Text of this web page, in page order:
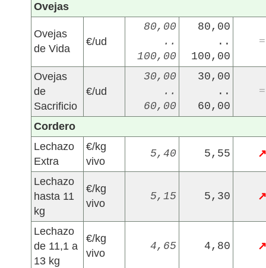
Ovejas
Ovejas
de Vida
€/ud
80,00
..
100,00
80,00
..
100,00
=
Ovejas
de
Sacrificio
€/ud
30,00
..
60,00
30,00
..
60,00
=
Cordero
Lechazo
Extra
€/kg
vivo
5,40 5,55 ↗
Lechazo
hasta 11
kg
€/kg
vivo
5,15 5,30 ↗
Lechazo
de 11,1 a
13 kg
€/kg
vivo
4,65 4,80 ↗